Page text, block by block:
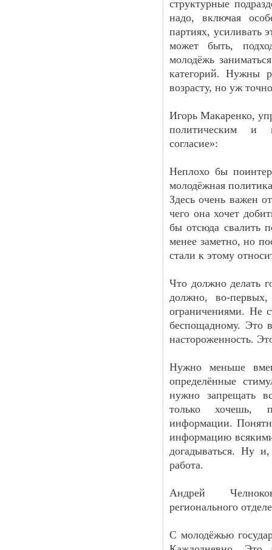
структурные
надо, включая
партиях, усиливать
может быть,
молодёжь
категорий. Нужны
возрасту, но уж
Игорь Макаренко,
политическим и
согласие»:
Неплохо бы
молодёжная
Здесь очень важен
чего она хочет
бы отсюда свалить
менее заметно, но
стали к этому
Что должно делать
должно, во-первых,
ограничениями. Не
беспощадному. Это
настороженность.
Нужно меньше
определённые
нужно запрещать
только хочешь,
информации.
информацию
догадываться. Ну и,
работа.
Андрей
регионального
С молодёжью